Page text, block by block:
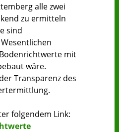
alle zwei
zu ermitteln
sind
mit
wäre.
Transparenz des
folgendem Link: